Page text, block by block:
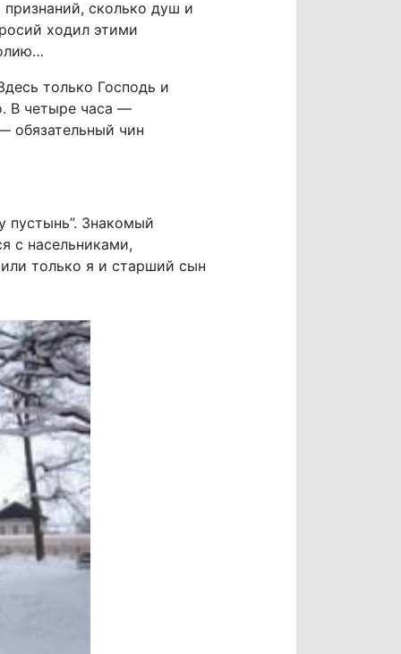
сколько душ и
ходил этими
только Господь и
В четыре часа —
обязательный чин
пустынь”. Знакомый
с насельниками,
только я и старший сын